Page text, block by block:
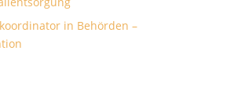
in Behörden –